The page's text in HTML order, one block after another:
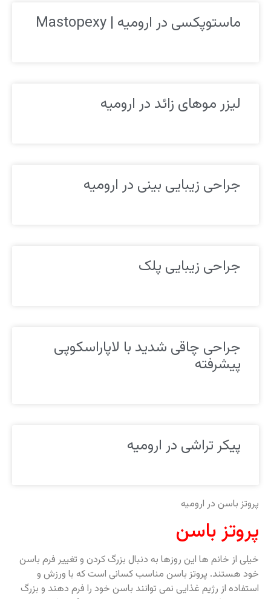
ماستوپکسی در ارومیه | Mastopexy
لیزر موهای زائد در ارومیه
جراحی زیبایی بینی در ارومیه
جراحی زیبایی پلک
جراحی چاقی شدید با لاپاراسکوپی
پیشرفته
پیکر تراشی در ارومیه
پروتز باسن در ارومیه
پروتز باسن
خیلی از خانم ها این روزها به دنبال بزرگ کردن و تغییر فرم باسن
خود هستند. پروتز باسن مناسب کسانی است که با ورزش و
استفاده از رژیم غذایی نمی توانند باسن خود را فرم دهند و بزرگ